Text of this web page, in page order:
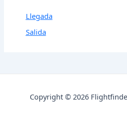
Llegada
Salida
Copyright © 2026